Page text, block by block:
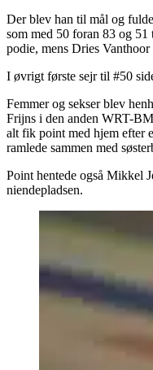
Der blev han til mål og
som med 50 foran 83 og 51
podie, mens Dries
I øvrigt første sejr til #50
Femmer og sekser blev
Frijns i den anden WRT-
alt fik point med hjem efter
ramlede sammen med
Point hentede også Mikkel
niendepladsen.